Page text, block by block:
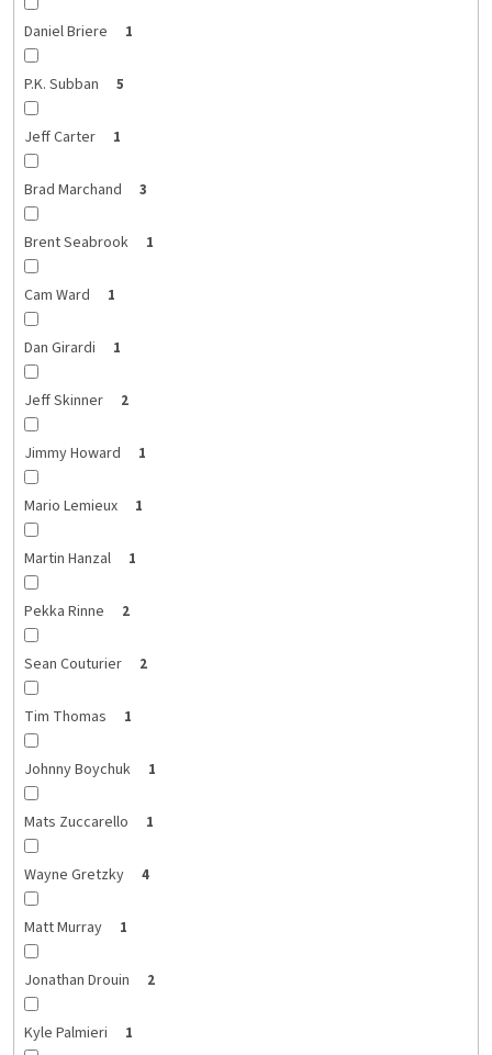
Daniel Briere 1
P.K. Subban 5
Jeff Carter 1
Brad Marchand 3
Brent Seabrook 1
Cam Ward 1
Dan Girardi 1
Jeff Skinner 2
Jimmy Howard 1
Mario Lemieux 1
Martin Hanzal 1
Pekka Rinne 2
Sean Couturier 2
Tim Thomas 1
Johnny Boychuk 1
Mats Zuccarello 1
Wayne Gretzky 4
Matt Murray 1
Jonathan Drouin 2
Kyle Palmieri 1